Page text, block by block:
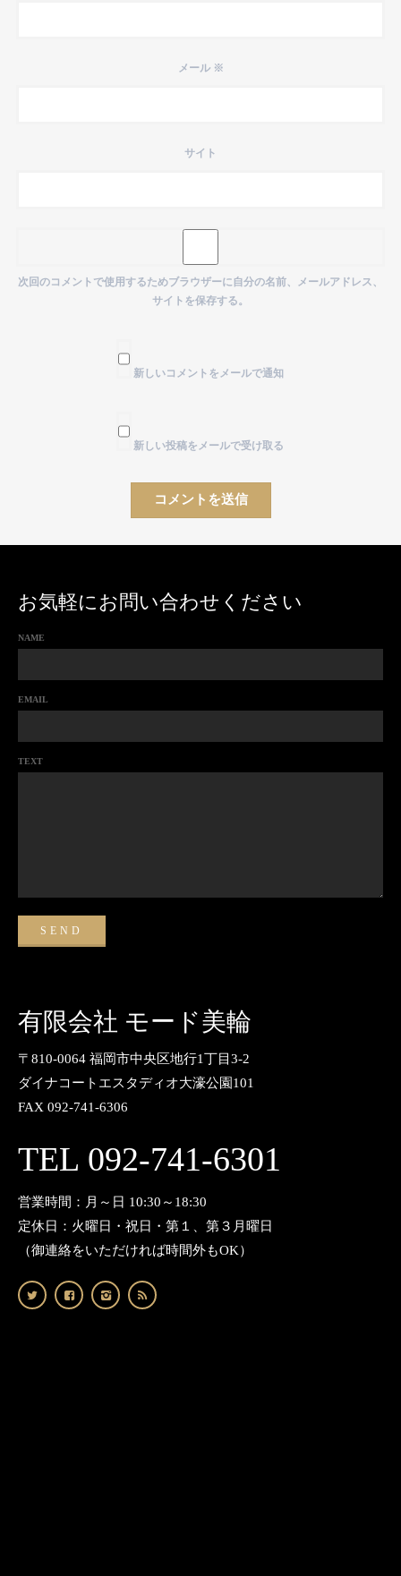
メール ※
サイト
次回のコメントで使用するためブラウザーに自分の名前、メールアドレス、
サイトを保存する。
新しいコメントをメールで通知
新しい投稿をメールで受け取る
お気軽にお問い合わせください
NAME
EMAIL
TEXT
有限会社 モード美輪
〒810-0064 福岡市中央区地行1丁目3-2
ダイナコートエスタディオ大濠公園101
FAX 092-741-6306
TEL 092-741-6301
営業時間：月～日 10:30～18:30
定休日：火曜日・祝日・第１、第３月曜日
（御連絡をいただければ時間外もOK）